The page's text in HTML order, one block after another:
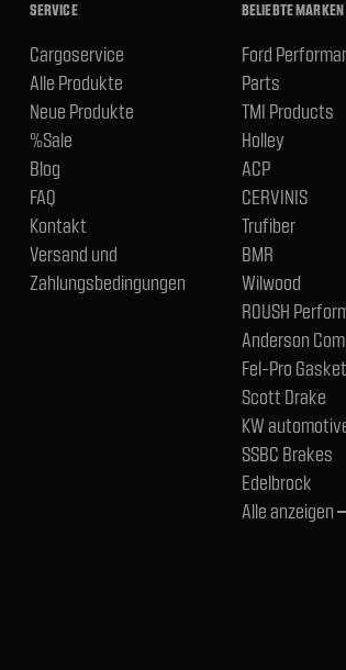
SERVICE
Cargoservice
Alle Produkte
Neue Produkte
%Sale
Blog
FAQ
Kontakt
Versand und
Zahlungsbedingungen
BELIEBTE MARKEN
Ford
Parts
TMI Products
Holley
ACP
CERVINIS
Trufiber
BMR
Wilwood
ROUSH
Anderson
Fel-Pro
Scott Drake
KW
SSBC Brakes
Edelbrock
Alle anzeigen